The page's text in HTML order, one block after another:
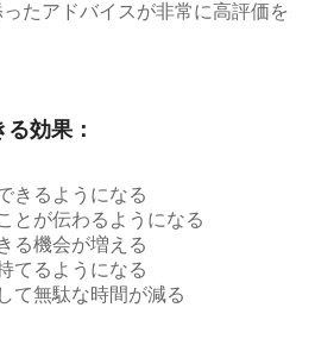
たアドバイスが非常に高評価を
効果：
きるようになる
とが伝わるようになる
る機会が増える
てるようになる
て無駄な時間が減る